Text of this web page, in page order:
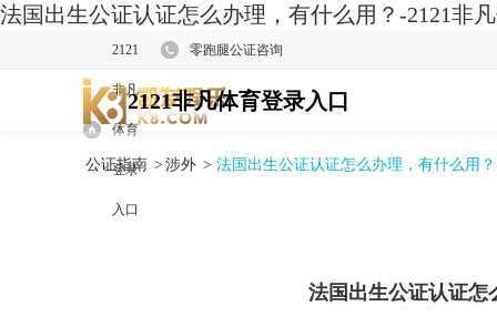
法国出生公证认证怎么办理，有什么用？-2121非
2121
非凡
体育
登录
入口
零跑腿公证咨询
2121非凡体育登录入口
公证指南 > 涉外 > 法国出生公证认证怎么办理，有什么用？
法国出生公证认证怎